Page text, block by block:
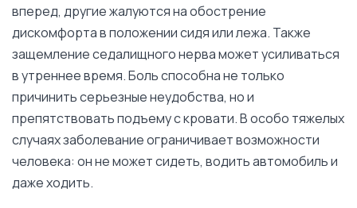
вперед, другие жалуются на обострение
дискомфорта в положении сидя или лежа. Также
защемление седалищного нерва может усиливаться
в утреннее время. Боль способна не только
причинить серьезные неудобства, но и
препятствовать подъему с кровати. В особо тяжелых
случаях заболевание ограничивает возможности
человека: он не может сидеть, водить автомобиль и
даже ходить.